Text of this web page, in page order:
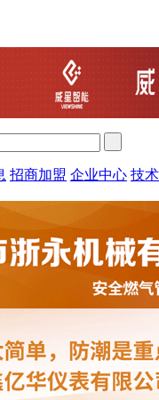
招商加盟 企业中心 技